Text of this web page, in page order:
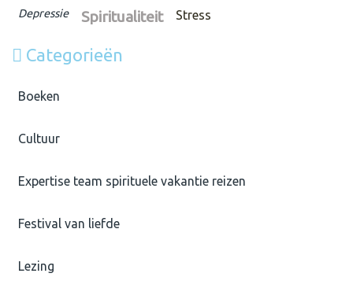
Depressie Spiritualiteit Stress
Categorieën
Boeken
Cultuur
Expertise team spirituele vakantie reizen
Festival van liefde
Lezing